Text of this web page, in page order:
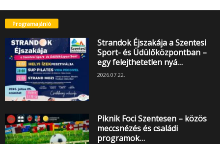
Programajánló
Strandok Éjszakája a Szentesi
Sport- és Üdülőközpontban –
egy felejthetetlen nyá…
2026.07.22.
Piknik Foci Szentesen – közös
meccsnézés és családi
programok…